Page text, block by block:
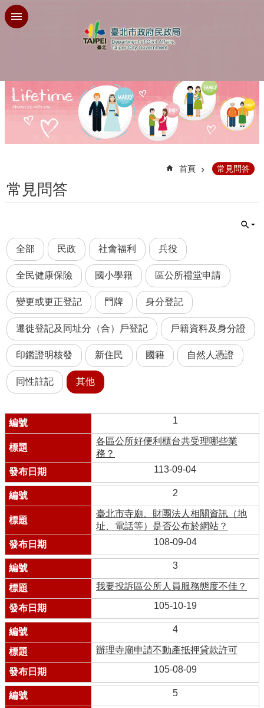
跳到主要內容區塊
首頁 常見問答
常見問答
全部 民政 社會福利 兵役
全民健康保險 國小學籍 區公所禮堂申請
變更或更正登記 門牌 身分登記
遷徙登記及同址分（合）戶登記 戶籍資料及身分證
印鑑證明核發 新住民 國籍 自然人憑證
同性註記 其他
1
各區公所好便利櫃台共受理哪些業
務？
113-09-04
2
臺北市寺廟、財團法人相關資訊（地
址、電話等）是否公布於網站？
108-09-04
3
我要投訴區公所人員服務態度不佳？
105-10-19
4
辦理寺廟申請不動產抵押貸款許可
105-08-09
5